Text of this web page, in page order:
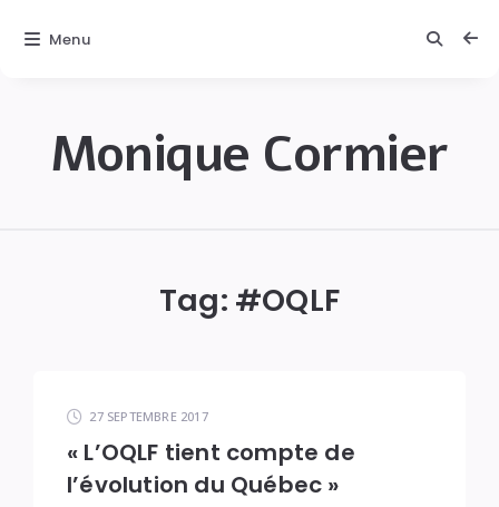
Monique Cormier
Tag: #OQLF
27 SEPTEMBRE 2017
« L’OQLF tient compte de
l’évolution du Québec »
Menu